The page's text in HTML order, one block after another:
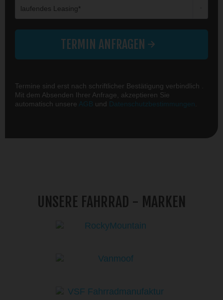
TERMIN ANFRAGEN
Termine sind erst nach schriftlicher Bestätigung verbindlich .
Mit dem Absenden Ihrer Anfrage, akzeptieren Sie
automatisch unsere AGB und Datenschutzbestimmungen
UNSERE FAHRRAD - MARKEN